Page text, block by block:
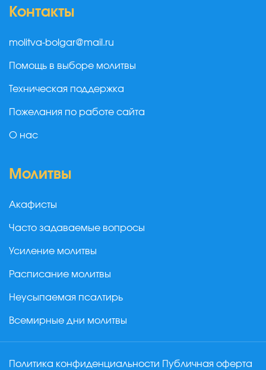
Контакты
molitva-bolgar@mail.ru
Помощь в выборе молитвы
Техническая поддержка
Пожелания по работе сайта
О нас
Молитвы
Акафисты
Часто задаваемые вопросы
Усиление молитвы
Расписание молитвы
Неусыпаемая псалтирь
Всемирные дни молитвы
Политика конфиденциальности Публичная оферта